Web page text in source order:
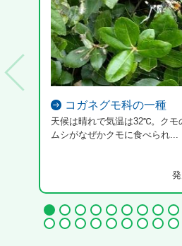
コガネグモ科の一種
天候は晴れで気温は32℃。クモ
ムシがなぜかクモに食べられ...